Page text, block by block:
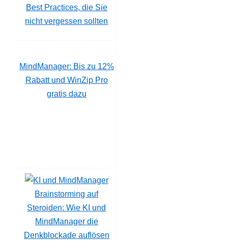
Best Practices, die Sie
nicht vergessen sollten
MindManager: Bis zu 12%
Rabatt und WinZip Pro
gratis dazu
Brainstorming auf
Steroiden: Wie KI und
MindManager die
Denkblockade auflösen